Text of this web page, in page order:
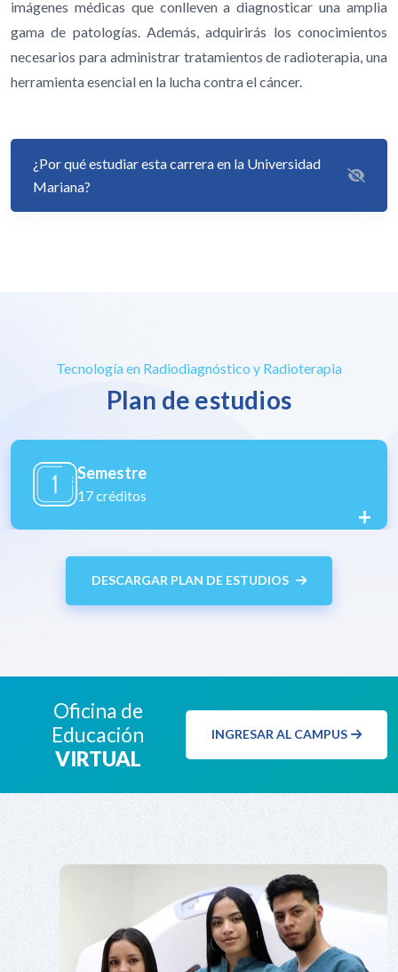
imágenes médicas que conlleven a diagnosticar una amplia
gama de patologías. Además, adquirirás los conocimientos
necesarios para administrar tratamientos de radioterapia, una
herramienta esencial en la lucha contra el cáncer.
¿Por qué estudiar esta carrera en la Universidad
Mariana?
Tecnología en Radiodiagnóstico y Radioterapia
Plan de estudios
Semestre
18 créditos
+
DESCARGAR PLAN DE ESTUDIOS
Oficina de
Educación
VIRTUAL
INGRESAR AL CAMPUS